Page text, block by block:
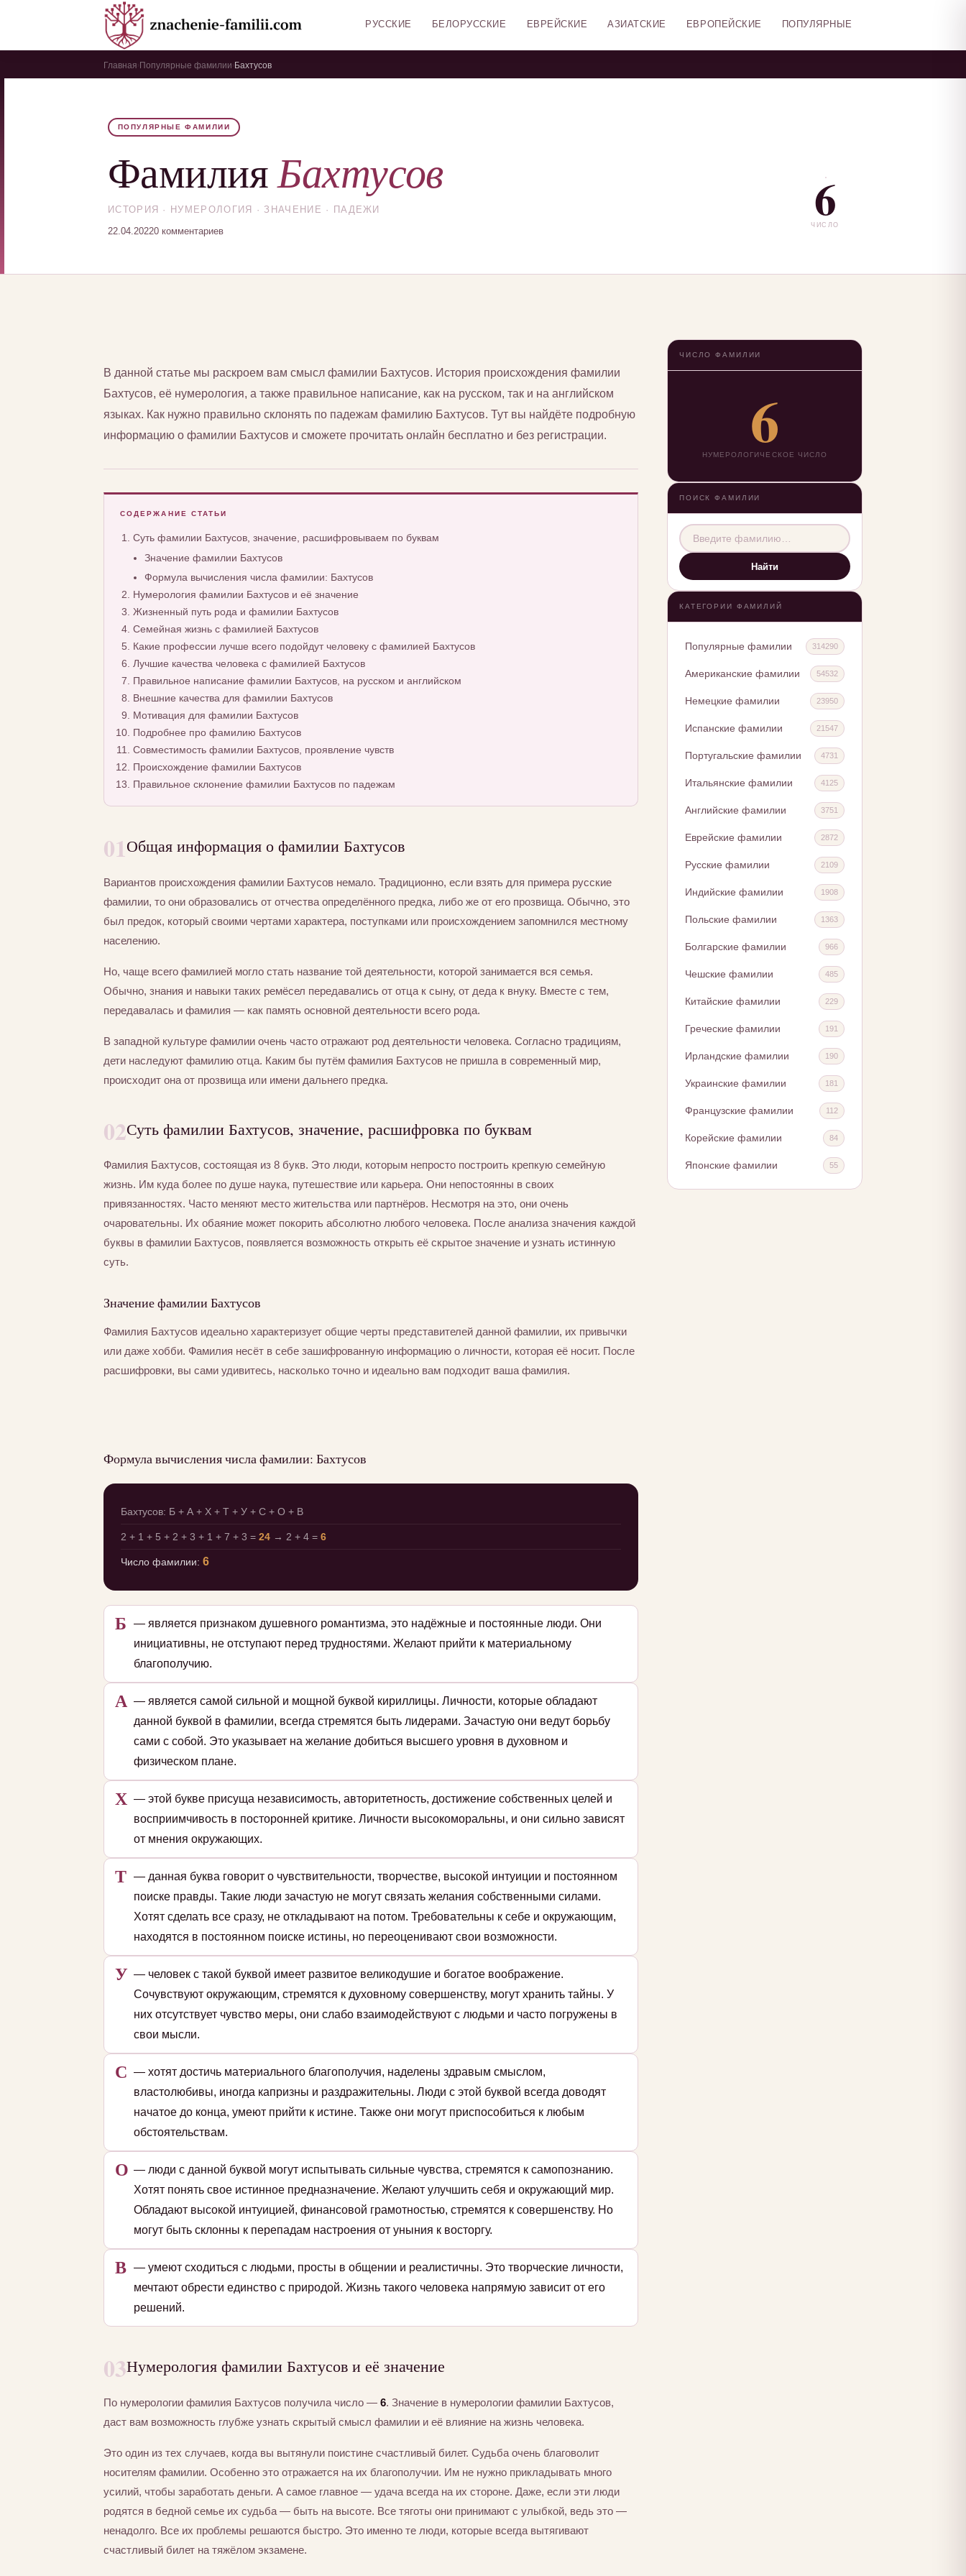
РУССКИЕ БЕЛОРУССКИЕ ЕВРЕЙСКИЕ АЗИАТСКИЕ ЕВРОПЕЙСКИЕ ПОПУЛЯРНЫЕ
Главная Популярные фамилии Бахтусов
ПОПУЛЯРНЫЕ ФАМИЛИИ
ФамилияБахтусов
ИСТОРИЯ · НУМЕРОЛОГИЯ · ЗНАЧЕНИЕ · ПАДЕЖИ
22.04.20220 комментариев
6
ЧИСЛО
В данной статье мы раскроем вам смысл фамилии Бахтусов. История происхождения фамилии
Бахтусов, её нумерология, а также правильное написание, как на русском, так и на английском
языках. Как нужно правильно склонять по падежам фамилию Бахтусов. Тут вы найдёте подробную
информацию о фамилии Бахтусов и сможете прочитать онлайн бесплатно и без регистрации.
СОДЕРЖАНИЕ СТАТЬИ
Суть фамилии Бахтусов, значение, расшифровываем по буквам
Значение фамилии Бахтусов
Формула вычисления числа фамилии: Бахтусов
Нумерология фамилии Бахтусов и её значение
Жизненный путь рода и фамилии Бахтусов
Семейная жизнь с фамилией Бахтусов
Какие профессии лучше всего подойдут человеку с фамилией Бахтусов
Лучшие качества человека с фамилией Бахтусов
Правильное написание фамилии Бахтусов, на русском и английском
Внешние качества для фамилии Бахтусов
Мотивация для фамилии Бахтусов
Подробнее про фамилию Бахтусов
Совместимость фамилии Бахтусов, проявление чувств
Происхождение фамилии Бахтусов
Правильное склонение фамилии Бахтусов по падежам
01Общая информация о фамилии Бахтусов
Вариантов происхождения фамилии Бахтусов немало. Традиционно, если взять для примера русские
фамилии, то они образовались от отчества определённого предка, либо же от его прозвища. Обычно, это
был предок, который своими чертами характера, поступками или происхождением запомнился местному
населению.
Но, чаще всего фамилией могло стать название той деятельности, которой занимается вся семья.
Обычно, знания и навыки таких ремёсел передавались от отца к сыну, от деда к внуку. Вместе с тем,
передавалась и фамилия — как память основной деятельности всего рода.
В западной культуре фамилии очень часто отражают род деятельности человека. Согласно традициям,
дети наследуют фамилию отца. Каким бы путём фамилия Бахтусов не пришла в современный мир,
происходит она от прозвища или имени дальнего предка.
02Суть фамилии Бахтусов, значение, расшифровка по буквам
Фамилия Бахтусов, состоящая из 8 букв. Это люди, которым непросто построить крепкую семейную
жизнь. Им куда более по душе наука, путешествие или карьера. Они непостоянны в своих
привязанностях. Часто меняют место жительства или партнёров. Несмотря на это, они очень
очаровательны. Их обаяние может покорить абсолютно любого человека. После анализа значения каждой
буквы в фамилии Бахтусов, появляется возможность открыть её скрытое значение и узнать истинную
суть.
Значение фамилии Бахтусов
Фамилия Бахтусов идеально характеризует общие черты представителей данной фамилии, их привычки
или даже хобби. Фамилия несёт в себе зашифрованную информацию о личности, которая её носит. После
расшифровки, вы сами удивитесь, насколько точно и идеально вам подходит ваша фамилия.
Формула вычисления числа фамилии: Бахтусов
Бахтусов: Б + А + Х + Т + У + С + О + В
2 + 1 + 5 + 2 + 3 + 1 + 7 + 3 = 24 → 2 + 4 = 6
Число фамилии: 6
Б
— является признаком душевного романтизма, это надёжные и постоянные люди. Они
инициативны, не отступают перед трудностями. Желают прийти к материальному
благополучию.
А — является самой сильной и мощной буквой кириллицы. Личности, которые обладают
данной буквой в фамилии, всегда стремятся быть лидерами. Зачастую они ведут борьбу
сами с собой. Это указывает на желание добиться высшего уровня в духовном и
физическом плане.
Х — этой букве присуща независимость, авторитетность, достижение собственных целей и
восприимчивость в посторонней критике. Личности высокоморальны, и они сильно зависят
от мнения окружающих.
Т — данная буква говорит о чувствительности, творчестве, высокой интуиции и постоянном
поиске правды. Такие люди зачастую не могут связать желания собственными силами.
Хотят сделать все сразу, не откладывают на потом. Требовательны к себе и окружающим,
находятся в постоянном поиске истины, но переоценивают свои возможности.
У — человек с такой буквой имеет развитое великодушие и богатое воображение.
Сочувствуют окружающим, стремятся к духовному совершенству, могут хранить тайны. У
них отсутствует чувство меры, они слабо взаимодействуют с людьми и часто погружены в
свои мысли.
С — хотят достичь материального благополучия, наделены здравым смыслом,
властолюбивы, иногда капризны и раздражительны. Люди с этой буквой всегда доводят
начатое до конца, умеют прийти к истине. Также они могут приспособиться к любым
обстоятельствам.
О — люди с данной буквой могут испытывать сильные чувства, стремятся к самопознанию.
Хотят понять свое истинное предназначение. Желают улучшить себя и окружающий мир.
Обладают высокой интуицией, финансовой грамотностью, стремятся к совершенству. Но
могут быть склонны к перепадам настроения от уныния к восторгу.
В — умеют сходиться с людьми, просты в общении и реалистичны. Это творческие личности,
мечтают обрести единство с природой. Жизнь такого человека напрямую зависит от его
решений.
03Нумерология фамилии Бахтусов и её значение
По нумерологии фамилия Бахтусов получила число — 6. Значение в нумерологии фамилии Бахтусов,
даст вам возможность глубже узнать скрытый смысл фамилии и её влияние на жизнь человека.
Это один из тех случаев, когда вы вытянули поистине счастливый билет. Судьба очень благоволит
носителям фамилии. Особенно это отражается на их благополучии. Им не нужно прикладывать много
усилий, чтобы заработать деньги. А самое главное — удача всегда на их стороне. Даже, если эти люди
родятся в бедной семье их судьба — быть на высоте. Все тяготы они принимают с улыбкой, ведь это —
ненадолго. Все их проблемы решаются быстро. Это именно те люди, которые всегда вытягивают
счастливый билет на тяжёлом экзамене.
ЧИСЛО ФАМИЛИИ
6
НУМЕРОЛОГИЧЕСКОЕ ЧИСЛО
ПОИСК ФАМИЛИИ
Найти
КАТЕГОРИИ ФАМИЛИЙ
Популярные фамилии 314290
Американские фамилии 54532
Немецкие фамилии 23950
Испанские фамилии 21547
Португальские фамилии 4731
Итальянские фамилии 4125
Английские фамилии 3751
Еврейские фамилии 2872
Русские фамилии 2109
Индийские фамилии 1908
Польские фамилии 1363
Болгарские фамилии 966
Чешские фамилии 485
Китайские фамилии 229
Греческие фамилии 191
Ирландские фамилии 190
Украинские фамилии 181
Французские фамилии 112
Корейские фамилии 84
Японские фамилии 55